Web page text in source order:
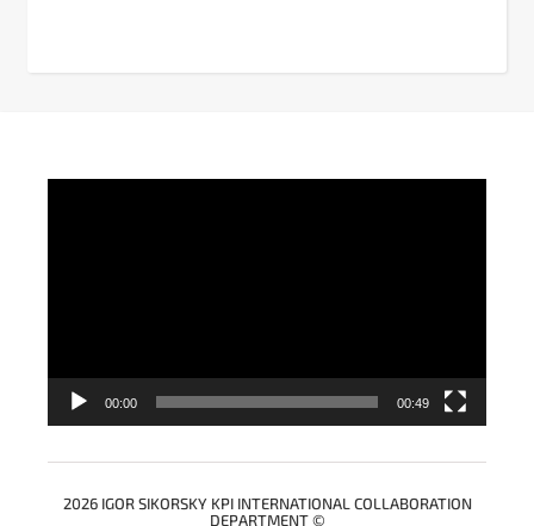
00:00 00:49
2026 IGOR SIKORSKY KPI INTERNATIONAL COLLABORATION
DEPARTMENT ©